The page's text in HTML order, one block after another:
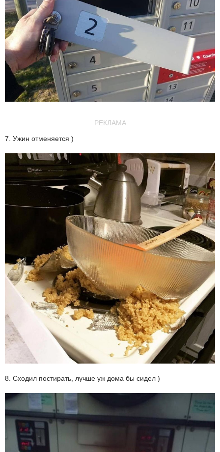
РЕКЛАМА
7. Ужин отменяется )
8. Сходил постирать, лучше уж дома бы сидел )